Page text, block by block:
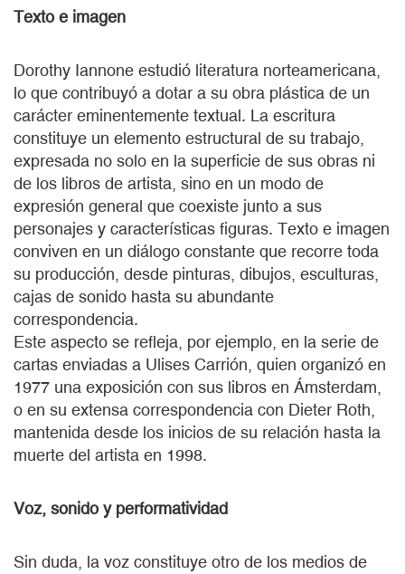
Texto e imagen
Dorothy Iannone estudió literatura norteamericana,
lo que contribuyó a dotar a su obra plástica de un
carácter eminentemente textual. La escritura
constituye un elemento estructural de su trabajo,
expresada no solo en la superficie de sus obras ni
de los libros de artista, sino en un modo de
expresión general que coexiste junto a sus
personajes y características figuras. Texto e imagen
conviven en un diálogo constante que recorre toda
su producción, desde pinturas, dibujos, esculturas,
cajas de sonido hasta su abundante
correspondencia.
Este aspecto se refleja, por ejemplo, en la serie de
cartas enviadas a Ulises Carrión, quien organizó en
1977 una exposición con sus libros en Ámsterdam,
o en su extensa correspondencia con Dieter Roth,
mantenida desde los inicios de su relación hasta la
muerte del artista en 1998.
Voz, sonido y performatividad
Sin duda, la voz constituye otro de los medios de